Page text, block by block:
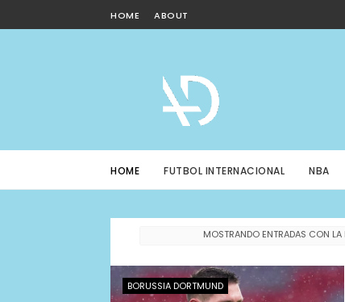
HOME ABOUT
HOME FUTBOL INTERNACIONAL NBA
MOSTRANDO ENTRADAS CON LA
BORUSSIA DORTMUND